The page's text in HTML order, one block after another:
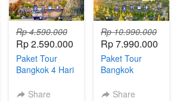
Rp 4.590.000
Rp 2.590.000
Paket Tour
Bangkok 4 Hari
Go)Share
Rp 10.990.000
Rp 7.990.000
Paket Tour
Bangkok
Share